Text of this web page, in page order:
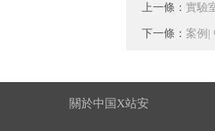
上一條： 實驗
下一條： 案例|
關於中国X站安